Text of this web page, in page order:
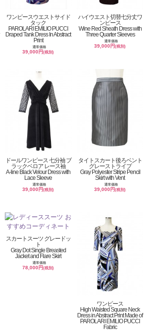
ワンピースウエストサイド
タック
PAROLARI EMILIO PUCCI
Draped Tank Dress In Abstract
Print
通常価格
39,000円(税別)
ハイウエスト切替七分丈ワ
ンピース
Wine Red Sheath Dress with
Three Quarter Sleeves
通常価格
39,000円(税別)
ドールワンピース 七分袖 ブ
ラックベロア レース袖
A-line Black Velour Dress with
Lace Sleeve
通常価格
39,000円(税別)
タイトスカート後ろベント
グレーストライプ
Gray Polyester Stripe Pencil
Skirt with Vent
通常価格
39,000円(税別)
スカートスーツ グレードッ
ト
Gray Dot Single Breasted
Jacket and Flare Skirt
通常価格
78,000円(税別)
ワンピース
High Waisted Square Neck
Dress in Abstract Print Made of
PAROLARI EMILIO PUCCI
Fabric